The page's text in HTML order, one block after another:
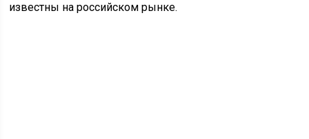
известны на российском рынке.